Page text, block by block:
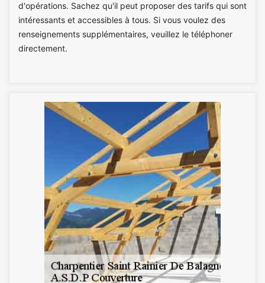
d'opérations. Sachez qu'il peut proposer des tarifs qui sont
intéressants et accessibles à tous. Si vous voulez des
renseignements supplémentaires, veuillez le téléphoner
directement.